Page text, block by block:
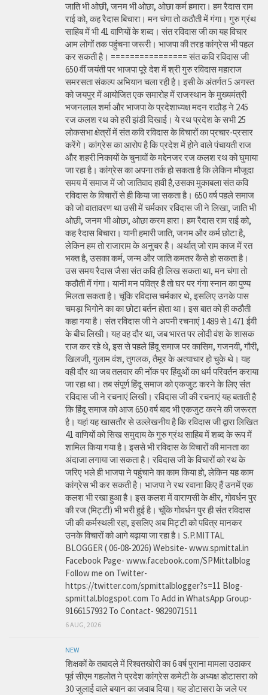
जाति भी ओछी, जनम भी ओछा, ओछा कर्म हमारा। हम रैदास राम
राई को, कह रैदास बिचारा। मन चंगा तो कठौती में गंगा। गुरु ग्रंथ
साहिब में भी 41 वाणियों के शब्द। संत रविदास जी का यह विचार
आम लोगों तक पहुंचना जरूरी। भाजपा की तरह कांग्रेस भी पहल
कर सकती है। ================ संत कवि रविदास जी
650 वीं जयंती पर भाजपा पूरे देश में श्री गुरु रविदास महाराज
समरसता संकल्प अभियान चला रही है। इसी के अंतर्गत 5 अगस्त
को जयपुर में आयोजित एक समारोह में राजस्थान के मुख्यमंत्री
भजनलाल शर्मा और भाजपा के प्रदेशाध्यक्ष मदन राठौड़ ने 245
रज कलश रथ को हरी झंडी दिखाई। ये रथ प्रदेश के सभी 25
लोकसभा क्षेत्रों में संत कवि रविदास के विचारों का प्रचार-प्रसार
करेंगे। कांग्रेस का आरोप है कि प्रदेश में होने वाले पंचायती राज
और शहरी निकायों के चुनावों के मद्देनजर रज कलश रथ को घुमाया
जा रहा है। कांग्रेस का अपना तर्क हो सकता है कि लेकिन मौजूदा
समय में समाज में जो जातिवाद हावी है,उसका मुकाबला संत कवि
रविदास के विचारों से ही किया जा सकता है। 650 वर्ष पहले समाज
को जो वातावरण था उसी में चर्मकार रविदास जी ने लिखा, जाति भी
ओछी, जनम भी ओछा, ओछा करम हारा। हम रैदास राम राई को,
कह रैदास बिचारा। यानी हमारी जाति, जनम और कर्म छोटा है,
लेकिन हम तो राजाराम के अनुचर है। अर्थात् जो राम काज में रत
भक्त है, उसका कर्म, जन्म और जाति कमतर कैसे हो सकता है।
उस समय रैदास जैसा संत कवि ही लिख सकता था, मन चंगा तो
कठौती में गंगा। यानी मन पवित्र है तो घर पर गंगा स्नान का पुण्य
मिलता सकता है। चूंकि रविदास चर्मकार थे, इसलिए उनके पास
चमड़ा भिगोने का का छोटा बर्तन होता था। इस बात को ही कठौती
कहा गया है। संत रविदास जी ने अपनी रचनाएं 1489 से 1471 ईवी
के बीच लिखी। यह वह दौर था, जब भारत पर लोदी वंश के शासक
राज कर रहे थे, इस से पहले हिंदू समाज पर कासिम, गजनवी, गौरी,
खिलजी, गुलाम वंश, तुगलक, तैमूर के अत्याचार हो चुके थे। यह
वही दौर था जब तलवार की नोंक पर हिंदुओं का धर्म परिवर्तन कराया
जा रहा था। तब संपूर्ण हिंदू समाज को एकजुट करने के लिए संत
रविदास जी ने रचनाएं लिखी। रविदास जी की रचनाएं यह बताती है
कि हिंदू समाज को आज 650 वर्ष बाद भी एकजुट करने की जरूरत
है। यहां यह खासतौर से उल्लेखनीय है कि रविदास जी द्वारा लिखित
41 वाणियोंं को सिख समुदाय के गुरु ग्रंथ साहिब में शब्द के रूप में
शामिल किया गया है। इससे भी रविदास के विचारों की मानता का
अंदाजा लगाया जा सकता है। रविदास जी के विचारों को रथ के
जरिए भले ही भाजपा ने पहुंचाने का काम किया हो, लेकिन यह काम
कांग्रेस भी कर सकती है। भाजपा ने रथ रवाना किए हैं उनमें एक
कलश भी रखा हुआ है। इस कलश में वाराणसी के क्षीर, गोवर्धन पुर
की रज (मिट्टी) भी भरी हुई है। चूंकि गोवर्धन पुर ही संत रविदास
जी की कर्मस्थली रहा, इसलिए अब मिट्टी को पवित्र मानकर
उनके विचारों को आगे बढ़ाया जा रहा है। S.P.MITTAL
BLOGGER ( 06-08-2026) Website- www.spmittal.in
Facebook Page- www.facebook.com/SPMittalblog
Follow me on Twitter-
https://twitter.com/spmittalblogger?s=11 Blog-
spmittal.blogspot.com To Add in WhatsApp Group-
9166157932 To Contact- 9829071511
6 AUG, 2026
NEW
शिक्षकों के तबादले में रिश्वतखोरी का 6 वर्ष पुराना मामला उठाकर
पूर्व सीएम गहलोत ने प्रदेश कांग्रेस कमेटी के अध्यक्ष डोटासरा को
30 जुलाई वाले बयान का जवाब दिया। यह डोटासरा के जले पर